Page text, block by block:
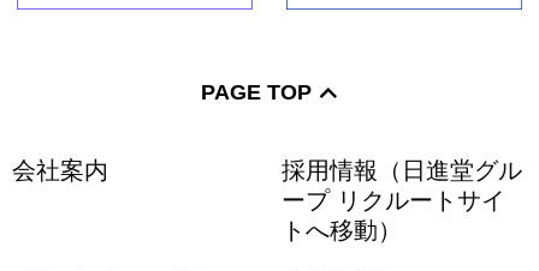
PAGE TOP
会社案内
採用情報（日進堂グル
ープ リクルートサイ
トへ移動）